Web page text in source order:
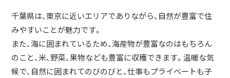
千葉県は、東京に近いエリアでありながら、自然が豊富で住
みやすいことが魅力です。
また、海に囲まれているため、海産物が豊富なのはもちろん
のこと、米、野菜、果物なども豊富に収穫できます。温暖な気
候で、自然に囲まれてのびのびと、仕事もプライベートも子